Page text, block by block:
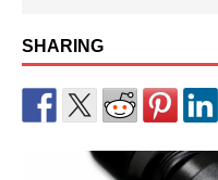
SHARING